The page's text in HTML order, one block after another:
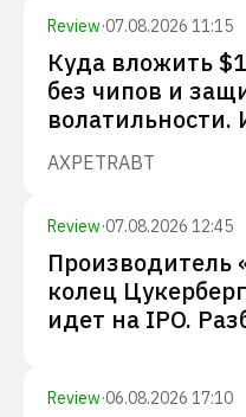
Review·07.08.2026 11:15
Куда вложить
без чипов и
волатильности.
AXPETRABT
Review·07.08.2026 12:45
колец
идет на IPO.
Review·06.08.2026 17:10